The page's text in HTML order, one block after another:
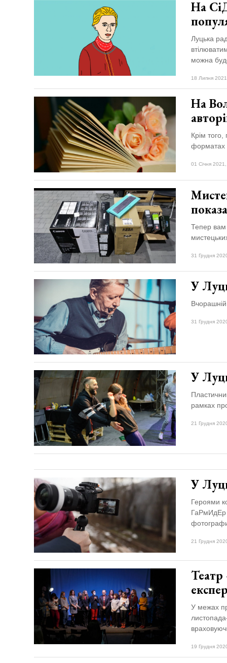
На
Луцька
можна
18 Липня
На
Крім
форматах
01 Січня
Тепер вам
31 Грудня
У
31 Грудня
У
рамках
21 Грудня
У
Героями
ГаРмИдЕр
21 Грудня
У межах
19 Грудня